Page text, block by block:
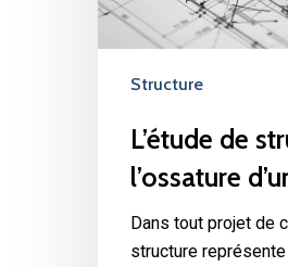
Structure
L’étude de
l’ossature
Dans tout projet de
structure